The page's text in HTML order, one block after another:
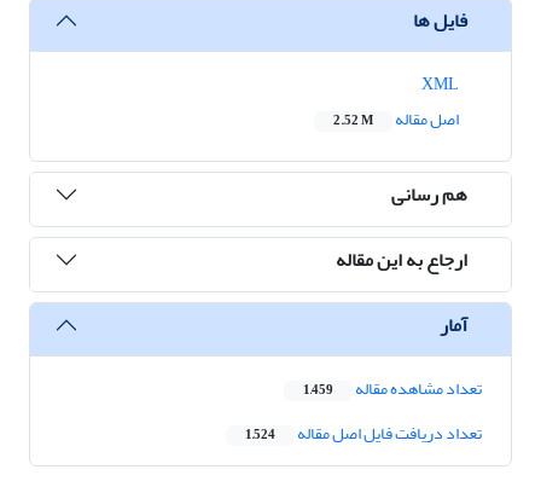
فایل ها
اصل مقاله
2.52 M
هم رسانی
ارجاع به این مقاله
آمار
تعداد مشاهده مقاله 1,459
تعداد دریافت فایل اصل مقاله 1,524